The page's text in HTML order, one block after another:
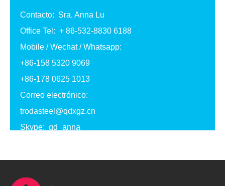
Contacto: Sra. Anna Lu
Office Tel: + 86-532-8830 6188
Mobile / Wechat / Whatsapp:
+86-158 5320 9069
+86-178 0625 1013
Correo electrónico:
trodasteel@qdxgz.cn
Skype: qd_anna
Qingdao, Shandong, China